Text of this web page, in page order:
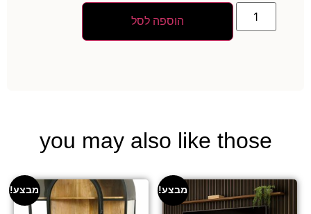
הוספה לסל
you may also like those
מבצע! מבצע!